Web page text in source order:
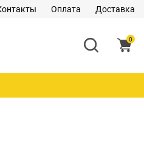
Оплата
Доставка
0